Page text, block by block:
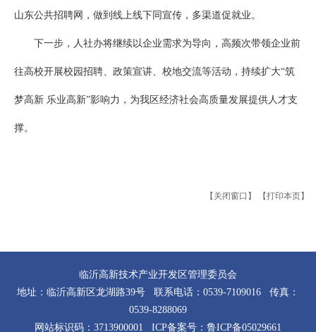
山东公共招聘网，做到线上线下同宣传，多渠道促就业。
下一步，人社办将继续以企业需求为导向，高频次带领企业前
往高校开展校园招聘、政策宣讲、校地交流等活动，持续扩大“筑
梦高新 乐业高新”影响力，为我区经济社会高质量发展提供人才支
撑。
【关闭窗口】 【打印本页】
临沂高新技术产业开发区管理委员会
地址：临沂高新区龙湖路39号 联系电话：0539-7109016 传真：
0539-8288069
网站标识码：3713900001 ICP备案号： 鲁ICP备05029661